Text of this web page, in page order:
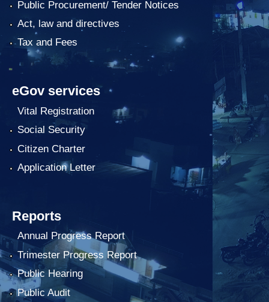
Public Procurement/ Tender Notices
Act, law and directives
Tax and Fees
eGov services
Vital Registration
Social Security
Citizen Charter
Application Letter
Reports
Annual Progress Report
Trimester Progress Report
Public Hearing
Public Audit